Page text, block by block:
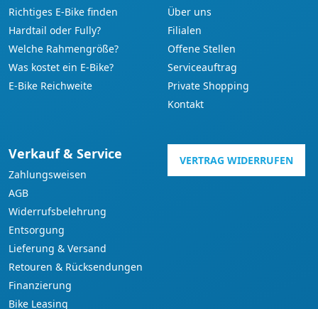
Richtiges E-Bike finden
Hardtail oder Fully?
Welche Rahmengröße?
Was kostet ein E-Bike?
E-Bike Reichweite
Über uns
Filialen
Offene Stellen
Serviceauftrag
Private Shopping
Kontakt
Verkauf & Service
Zahlungsweisen
AGB
Widerrufsbelehrung
Entsorgung
Lieferung & Versand
Retouren & Rücksendungen
Finanzierung
Bike Leasing
VERTRAG WIDERRUFEN